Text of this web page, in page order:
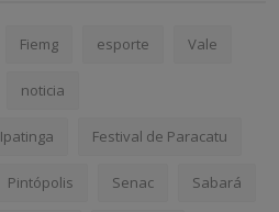
Fiemg esporte Vale
noticia
Ipatinga Festival de Paracatu
Pintópolis Senac Sabará